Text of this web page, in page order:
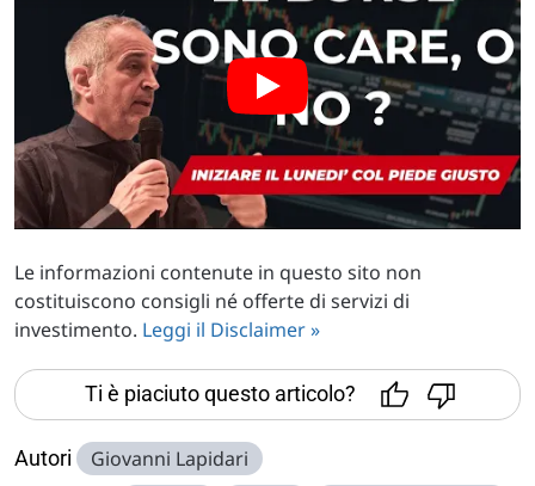
Le informazioni contenute in questo sito non
costituiscono consigli né offerte di servizi di
investimento. Leggi il Disclaimer »
Ti è piaciuto questo articolo?
Autori Giovanni Lapidari